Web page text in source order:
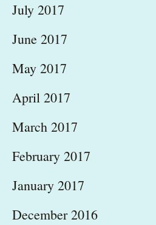
July 2017
June 2017
May 2017
April 2017
March 2017
February 2017
January 2017
December 2016